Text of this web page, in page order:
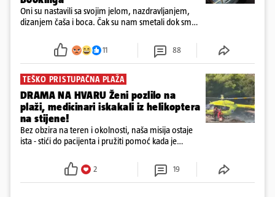
Oni su nastavili sa svojim jelom, nazdravljanjem,
dizanjem čaša i boca. Čak su nam smetali dok smo
požar, rekao je vlasnik
11 88
TEŠKO PRISTUPAČNA PLAŽA
DRAMA NA HVARU Ženi pozlilo na
plaži, medicinari iskakali iz helikoptera
na stijene!
Bez obzira na teren i okolnosti, naša misija ostaje
ista - stići do pacijenta i pružiti pomoć kada je
2 19